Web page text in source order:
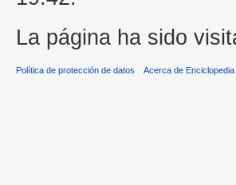
La página ha sido
Política de protección de datos Acerca de